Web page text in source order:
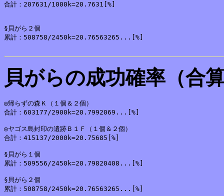
合計：207631/1000k=20.7631[%]
§貝がら２個
累計：508758/2450k=20.76563265...[%]
貝がらの成功確率（合
◎帰らずの森Ｋ（１個＆２個）
合計：603177/2900k=20.7992069...[%]
◎ヤゴス島封印の遺跡Ｂ１Ｆ（１個＆２個）
合計：415137/2000k=20.75685[%]
§貝がら１個
累計：509556/2450k=20.79820408...[%]
§貝がら２個
累計：508758/2450k=20.76563265...[%]